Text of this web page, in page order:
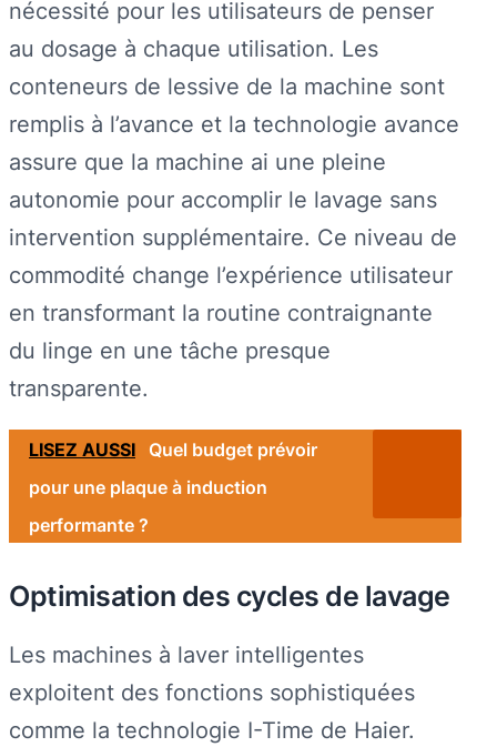
nécessité pour les utilisateurs de penser
au dosage à chaque utilisation. Les
conteneurs de lessive de la machine sont
remplis à l’avance et la technologie avance
assure que la machine ai une pleine
autonomie pour accomplir le lavage sans
intervention supplémentaire. Ce niveau de
commodité change l’expérience utilisateur
en transformant la routine contraignante
du linge en une tâche presque
transparente.
LISEZ AUSSI
Quel budget prévoir
pour une plaque à induction
performante ?
Optimisation des cycles de lavage
Les machines à laver intelligentes
exploitent des fonctions sophistiquées
comme la technologie I-Time de Haier.